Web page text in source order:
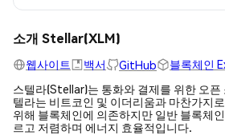
소개 Stellar(XLM)
웹사이트 백서 GitHub
블록체인
스텔라(Stellar)는 통화와 결제를 위한 오
텔라는 비트코인 및 이더리움과 마찬가지
위해 블록체인에 의존하지만 일반 블록체
르고 저렴하며 에너지 효율적입니다.